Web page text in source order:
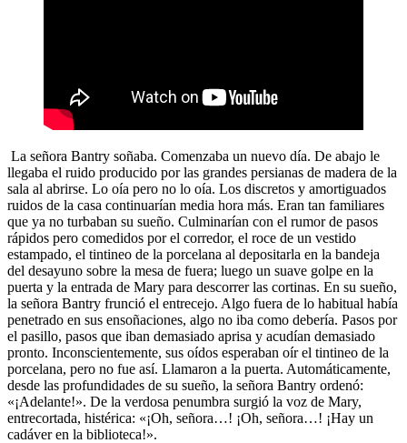
La señora Bantry soñaba. Comenzaba un nuevo día. De abajo le
llegaba el ruido producido por las grandes persianas de madera de la
sala al abrirse. Lo oía pero no lo oía. Los discretos y amortiguados
ruidos de la casa continuarían media hora más. Eran tan familiares
que ya no turbaban su sueño. Culminarían con el rumor de pasos
rápidos pero comedidos por el corredor, el roce de un vestido
estampado, el tintineo de la porcelana al depositarla en la bandeja
del desayuno sobre la mesa de fuera; luego un suave golpe en la
puerta y la entrada de Mary para descorrer las cortinas. En su sueño,
la señora Bantry frunció el entrecejo. Algo fuera de lo habitual había
penetrado en sus ensoñaciones, algo no iba como debería. Pasos por
el pasillo, pasos que iban demasiado aprisa y acudían demasiado
pronto. Inconscientemente, sus oídos esperaban oír el tintineo de la
porcelana, pero no fue así. Llamaron a la puerta. Automáticamente,
desde las profundidades de su sueño, la señora Bantry ordenó:
«¡Adelante!». De la verdosa penumbra surgió la voz de Mary,
entrecortada, histérica: «¡Oh, señora…! ¡Oh, señora…! ¡Hay un
cadáver en la biblioteca!».